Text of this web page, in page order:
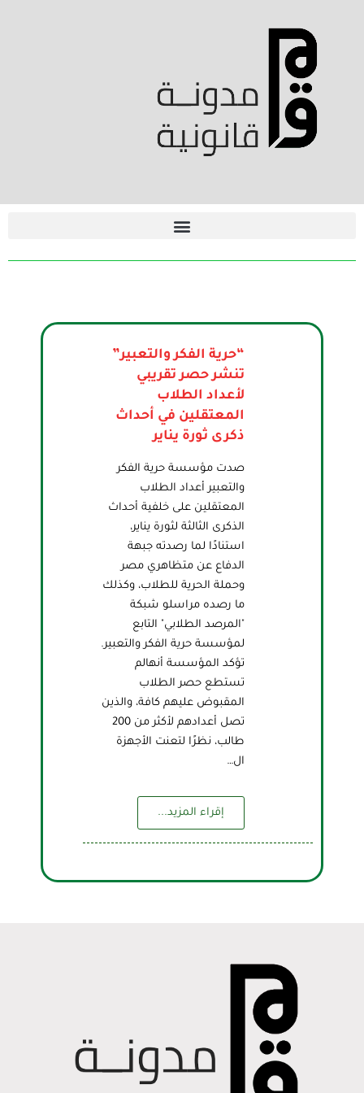
“حرية الفكر والتعبير”
تنشر حصر تقريبي
لأعداد الطلاب
المعتقلين في أحداث
ذكرى ثورة يناير
صدت مؤسسة حرية الفكر
والتعبير أعداد الطلاب
المعتقلين على خلفية أحداث
الذكرى الثالثة لثورة يناير،
استنادًا لما رصدته جبهة
الدفاع عن متظاهري مصر
وحملة الحرية للطلاب، وكذلك
ما رصده مراسلو شبكة
"المرصد الطلابي" التابع
لمؤسسة حرية الفكر والتعبير.
تؤكد المؤسسة أنهالم
تستطع حصر الطلاب
المقبوض عليهم كافة، والذين
تصل أعدادهم لأكثر من 200
طالب، نظرًا لتعنت الأجهزة
ال…
إقراء المزيد...